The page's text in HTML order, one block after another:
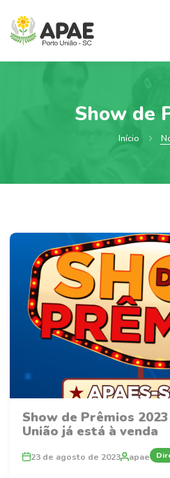
Show de
Início
Show de Prêmios
União já está à venda
23 de agosto de 2023 apae